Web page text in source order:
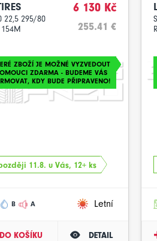
22,5 295/80
154M
6 130 Kč
255.41 €
ZBOŽÍ JE MOŽNÉ VYZVEDOUT
ZDARMA - BUDEME VÁS
KDY BUDE PŘIPRAVENO!
11.8. u Vás, 12+ ks
B A Letní
DO KOŠÍKU DETAIL